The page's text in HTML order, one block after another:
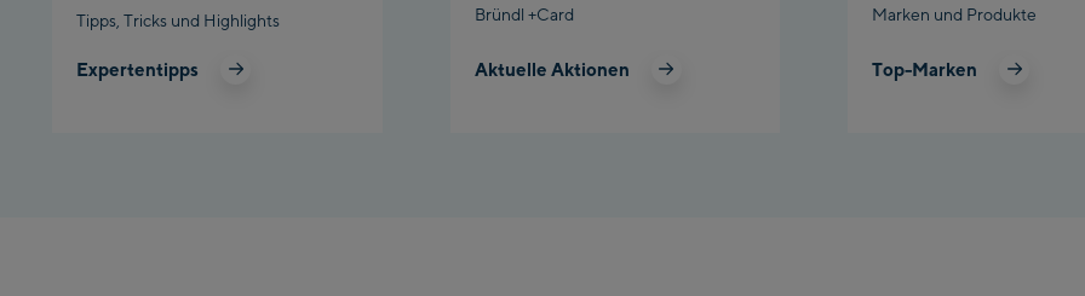
Tipps, Tricks und Highlights
Expertentipps
Bründl +Card
Aktuelle Aktionen
Marken und Produkte
Top-Marken